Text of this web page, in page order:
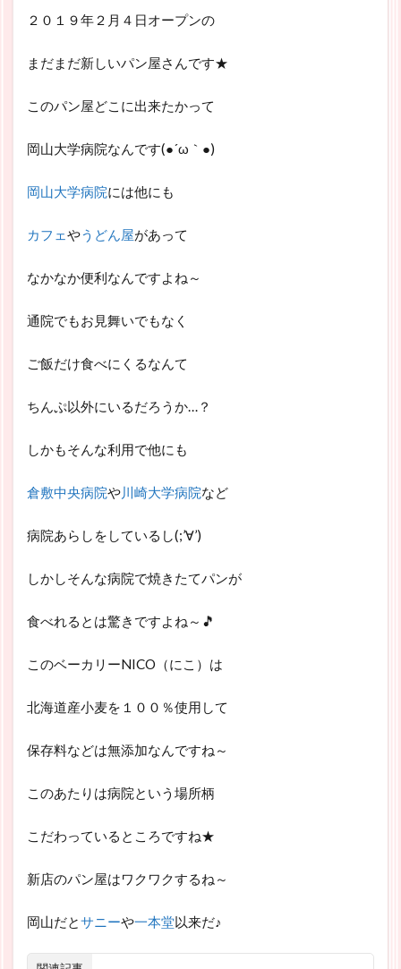
２０１９年２月４日オープンの
まだまだ新しいパン屋さんです★
このパン屋どこに出来たかって
岡山大学病院なんです(●´ω｀●)
岡山大学病院には他にも
カフェやうどん屋があって
なかなか便利なんですよね～
通院でもお見舞いでもなく
ご飯だけ食べにくるなんて
ちんぷ以外にいるだろうか…？
しかもそんな利用で他にも
倉敷中央病院や川崎大学病院など
病院あらしをしているし(;’∀’)
しかしそんな病院で焼きたてパンが
食べれるとは驚きですよね～🎵
このベーカリーNICO（にこ）は
北海道産小麦を１００％使用して
保存料などは無添加なんですね～
このあたりは病院という場所柄
こだわっているところですね★
新店のパン屋はワクワクするね～
岡山だとサニーや一本堂以来だ♪